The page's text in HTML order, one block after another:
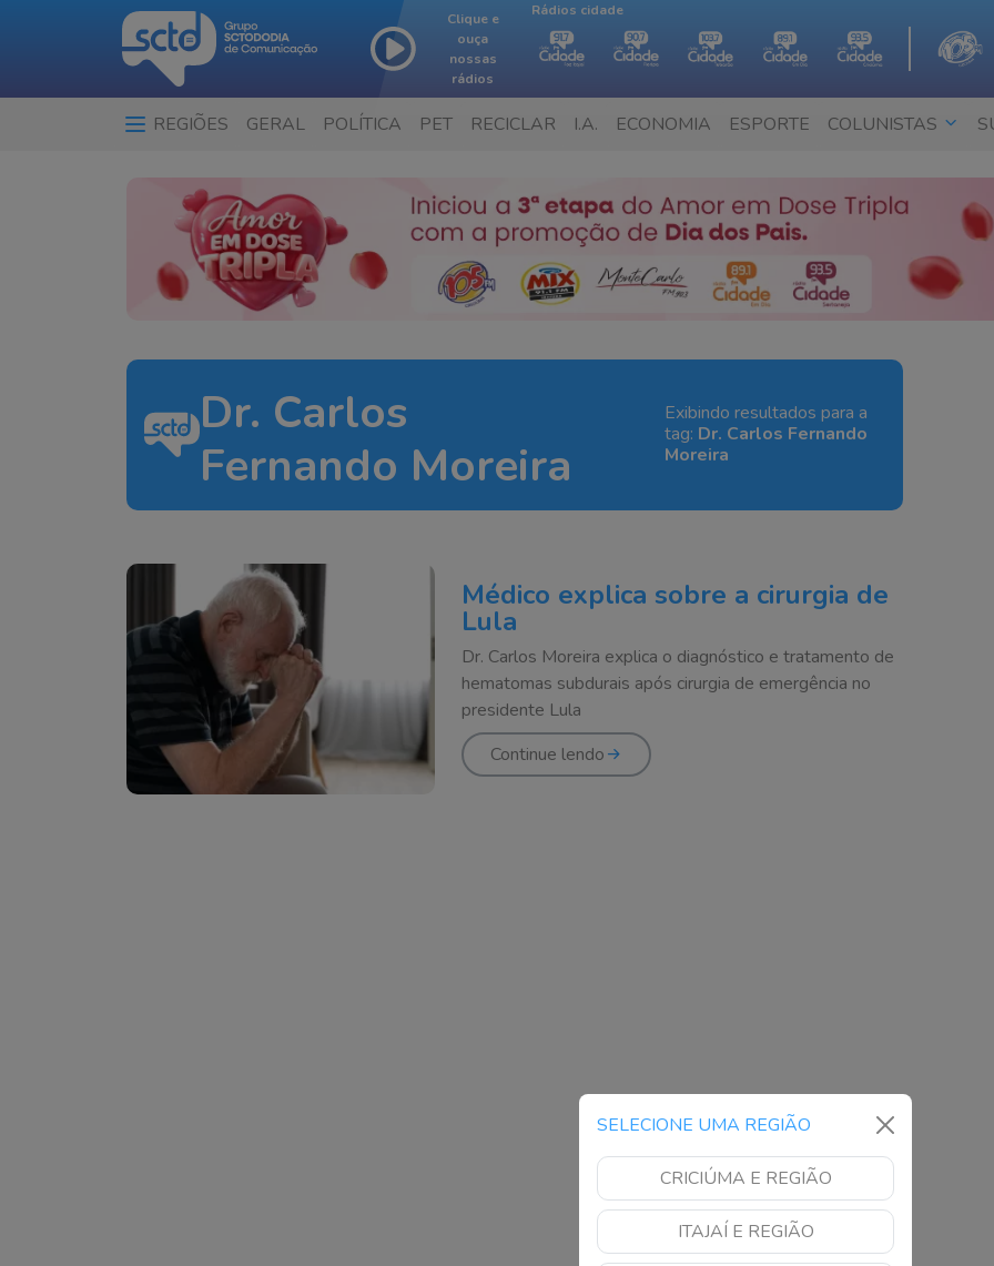
Clique e
ouça
nossas
rádios
Rádios cidade
REGIÕES GERAL POLÍTICA PET RECICLAR I.A. ECONOMIA ESPORTE COLUNISTAS
SELECIONE UMA REGIÃO
CRICIÚMA E REGIÃO
ITAJAÍ E REGIÃO
Dr. Carlos
Fernando Moreira
Exibindo resultados para a
tag: Dr. Carlos Fernando
Moreira
Médico explica sobre a cirurgia de
Lula
Dr. Carlos Moreira explica o diagnóstico e tratamento de
hematomas subdurais após cirurgia de emergência no
presidente Lula
Continue lendo